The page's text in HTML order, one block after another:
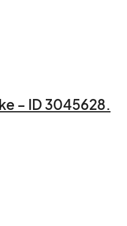
– ID 3045628.